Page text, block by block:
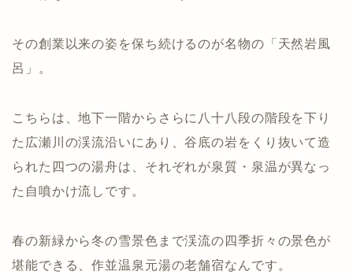
その創業以来の姿を保ち続けるのが名物の「天然岩風
呂」。
こちらは、地下一階からさらに八十八段の階段を下り
た広瀬川の渓流沿いにあり、谷底の岩をくり抜いて造
られた四つの湯舟は、それぞれが泉質・泉温が異なっ
た自噴かけ流しです。
春の新緑から冬の雪景色まで渓流の四季折々の景色が
堪能できる、作並温泉元湯の老舗宿なんです。